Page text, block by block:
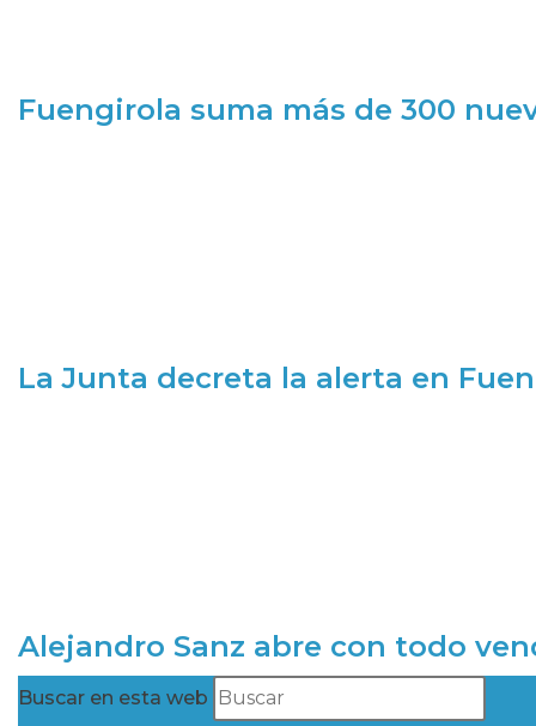
Fuengirola suma más de 300
La Junta decreta la alerta en
Alejandro Sanz abre con todo
Buscar en esta web